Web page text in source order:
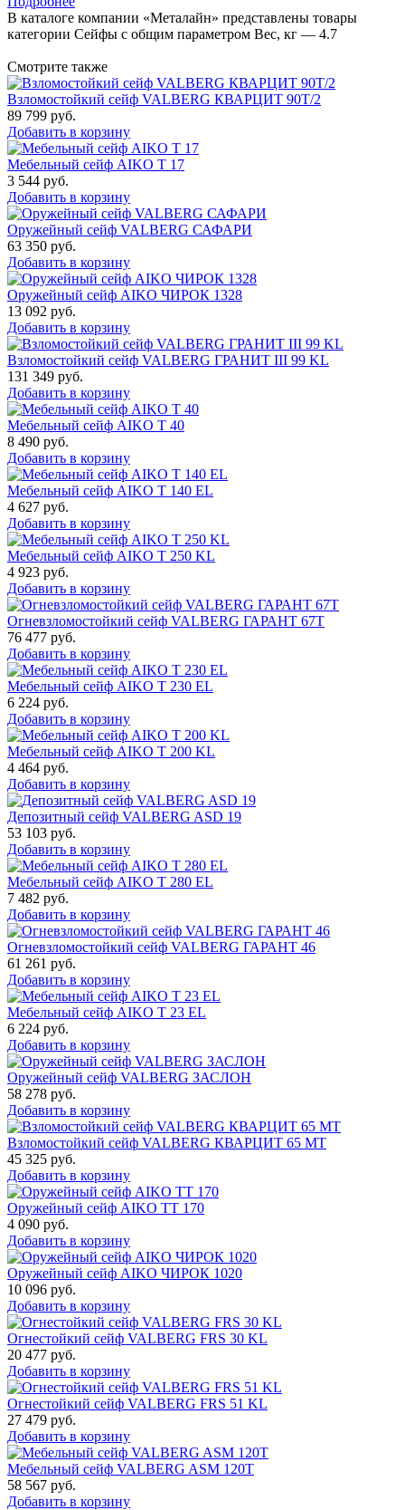
В каталоге компании «Металайн» представлены товары
категории Сейфы с общим параметром Вес, кг — 4.7
Смотрите также
Взломостойкий сейф VALBERG КВАРЦИТ 90Т/2
89 799 руб.
Добавить в корзину
Мебельный сейф AIKO Т 17
3 544 руб.
Добавить в корзину
Оружейный сейф VALBERG САФАРИ
63 350 руб.
Добавить в корзину
Оружейный сейф AIKO ЧИРОК 1328
13 092 руб.
Добавить в корзину
Взломостойкий сейф VALBERG ГРАНИТ III 99 KL
131 349 руб.
Добавить в корзину
Мебельный сейф AIKO Т 40
8 490 руб.
Добавить в корзину
Мебельный сейф AIKO T 140 EL
4 627 руб.
Добавить в корзину
Мебельный сейф AIKO T 250 KL
4 923 руб.
Добавить в корзину
Огневзломостойкий сейф VALBERG ГАРАНТ 67T
76 477 руб.
Добавить в корзину
Мебельный сейф AIKO T 230 EL
6 224 руб.
Добавить в корзину
Мебельный сейф AIKO T 200 KL
4 464 руб.
Добавить в корзину
Депозитный сейф VALBERG ASD 19
53 103 руб.
Добавить в корзину
Мебельный сейф AIKO T 280 EL
7 482 руб.
Добавить в корзину
Огневзломостойкий сейф VALBERG ГАРАНТ 46
61 261 руб.
Добавить в корзину
Мебельный сейф AIKO Т 23 EL
6 224 руб.
Добавить в корзину
Оружейный сейф VALBERG ЗАСЛОН
58 278 руб.
Добавить в корзину
Взломостойкий сейф VALBERG КВАРЦИТ 65 МТ
45 325 руб.
Добавить в корзину
Оружейный сейф AIKO TT 170
4 090 руб.
Добавить в корзину
Оружейный сейф AIKO ЧИРОК 1020
10 096 руб.
Добавить в корзину
Огнестойкий сейф VALBERG FRS 30 KL
20 477 руб.
Добавить в корзину
Огнестойкий сейф VALBERG FRS 51 KL
27 479 руб.
Добавить в корзину
Мебельный сейф VALBERG ASM 120T
58 567 руб.
Добавить в корзину